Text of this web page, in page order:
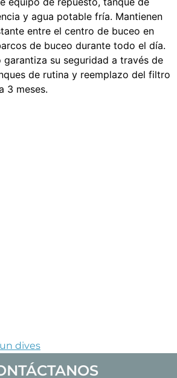
y agua potable fría. Mantienen
entre el centro de buceo en
de buceo durante todo el día.
garantiza su seguridad a través de
de rutina y reemplazo del filtro
3 meses.
dives